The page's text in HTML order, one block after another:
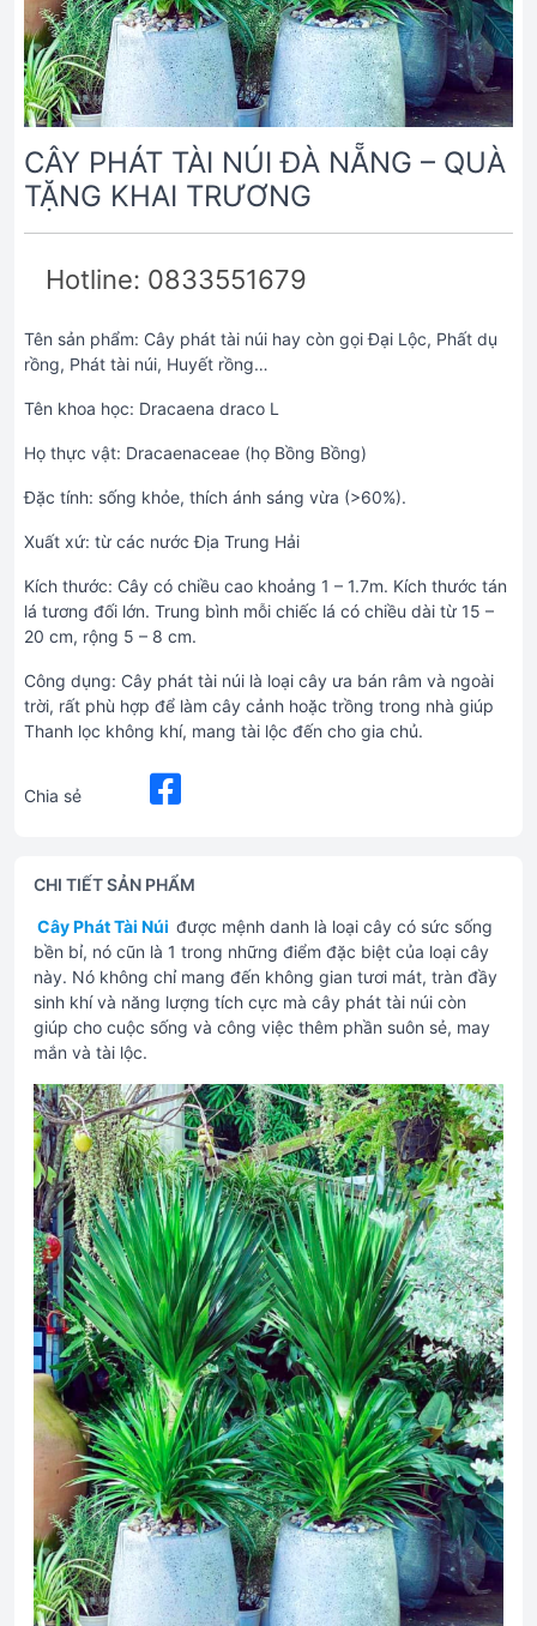
CÂY PHÁT TÀI NÚI ĐÀ NẴNG – QUÀ
TẶNG KHAI TRƯƠNG
Hotline: 0833551679
Tên sản phẩm: Cây phát tài núi hay còn gọi Đại Lộc, Phất dụ
rồng, Phát tài núi, Huyết rồng…
Tên khoa học: Dracaena draco L
Họ thực vật: Dracaenaceae (họ Bồng Bồng)
Đặc tính: sống khỏe, thích ánh sáng vừa (>60%).
Xuất xứ: từ các nước Địa Trung Hải
Kích thước: Cây có chiều cao khoảng 1 – 1.7m. Kích thước tán
lá tương đối lớn. Trung bình mỗi chiếc lá có chiều dài từ 15 –
20 cm, rộng 5 – 8 cm.
Công dụng: Cây phát tài núi là loại cây ưa bán râm và ngoài
trời, rất phù hợp để làm cây cảnh hoặc trồng trong nhà giúp
Thanh lọc không khí, mang tài lộc đến cho gia chủ.
Chia sẻ
CHI TIẾT SẢN PHẨM
Cây Phát Tài Núi được mệnh danh là loại cây có sức sống
bền bỉ, nó cũn là 1 trong những điểm đặc biệt của loại cây
này. Nó không chỉ mang đến không gian tươi mát, tràn đầy
sinh khí và năng lượng tích cực mà cây phát tài núi còn
giúp cho cuộc sống và công việc thêm phần suôn sẻ, may
mắn và tài lộc.